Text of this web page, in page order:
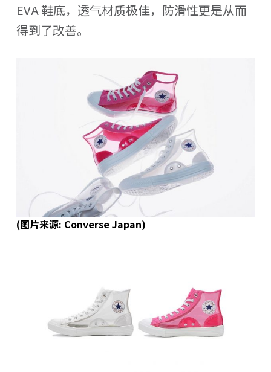
EVA 鞋底，透气材质极佳，防滑性更是从而
得到了改善。
(图片来源: Converse Japan)